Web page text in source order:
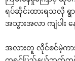
ရပ်ဆိုင်းထားရသလို ရွာ
အသွားအလာ ကျဲပါ
အလားတူ လိုင်စင်မဲ့ကာ